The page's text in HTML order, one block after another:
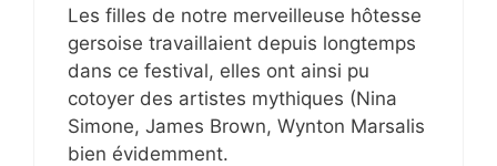
Les filles de notre merveilleuse hôtesse
gersoise travaillaient depuis longtemps
dans ce festival, elles ont ainsi pu
cotoyer des artistes mythiques (Nina
Simone, James Brown, Wynton Marsalis
bien évidemment.